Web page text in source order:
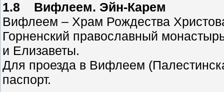
1.8 Вифлеем. Эйн-Карем
Вифлеем – Храм Рождества
Горненский православный
и Елизаветы.
Для проезда в Вифлеем
паспорт.